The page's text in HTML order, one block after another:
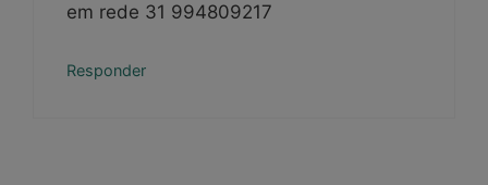
em rede 31 994809217
Responder